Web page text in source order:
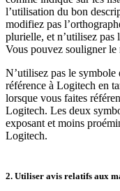
l’utilisation du bon
modifiez pas
plurielle, et n’utilisez pas
Vous pouvez souligner le
N’utilisez pas le
référence à Logitech en
lorsque vous faites
Logitech. Les deux
exposant et moins
Logitech.
2. Utiliser avis relatifs aux